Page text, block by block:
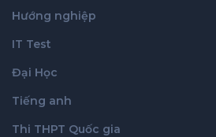
Hướng nghiệp
IT Test
Đại Học
Tiếng anh
Thi THPT Quốc gia